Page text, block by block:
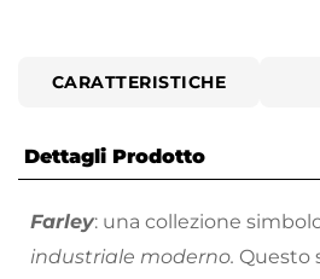
CARATTERISTICHE
Dettagli Prodotto
Farley: una collezione
industriale moderno. Questo